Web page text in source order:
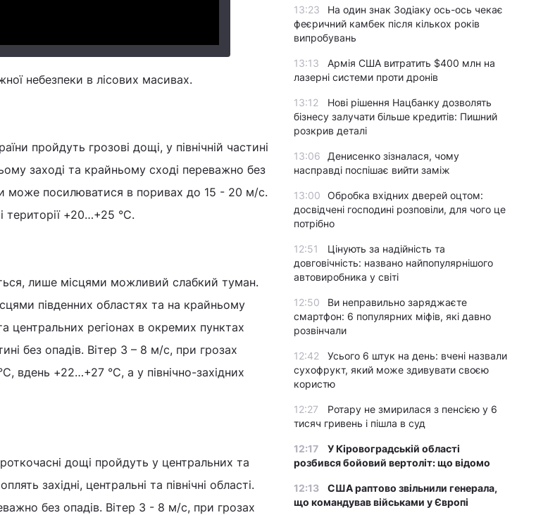
небезпеки в лісових масивах.
пройдуть грозові дощі, у північній частині
заході та крайньому сході переважно без
може посилюватися в поривах до 15 - 20 м/с.
території +20…+25 °С.
лише місцями можливий слабкий туман.
південних областях та на крайньому
центральних регіонах в окремих пунктах
без опадів. Вітер 3 – 8 м/с, при грозах
вдень +22…+27 °С, а у північно-західних
дощі пройдуть у центральних та
західні, центральні та північні області.
без опадів. Вітер 3 - 8 м/с, при грозах
13:23
На один знак Зодіаку ось-ось чекає
феєричний камбек після кількох років
випробувань
13:13
Армія США витратить $400 млн на
лазерні системи проти дронів
13:12
Нові рішення Нацбанку дозволять
бізнесу залучати більше кредитів: Пишний
розкрив деталі
13:06
Денисенко зізналася, чому
насправді поспішає вийти заміж
13:00
Обробка вхідних дверей оцтом:
досвідчені господині розповіли, для чого це
потрібно
12:51
Цінують за надійність та
довговічність: названо найпопулярнішого
автовиробника у світі
12:50
Ви неправильно заряджаєте
смартфон: 6 популярних міфів, які давно
розвінчали
12:42
Усього 6 штук на день: вчені назвали
сухофрукт, який може здивувати своєю
користю
12:27
Ротару не змирилася з пенсією у 6
тисяч гривень і пішла в суд
12:17
У Кіровоградській області
розбився бойовий вертоліт: що відомо
12:13
США раптово звільнили генерала,
що командував військами у Європі